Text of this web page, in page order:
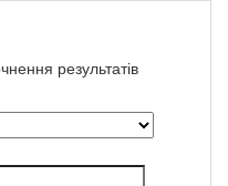
результатів